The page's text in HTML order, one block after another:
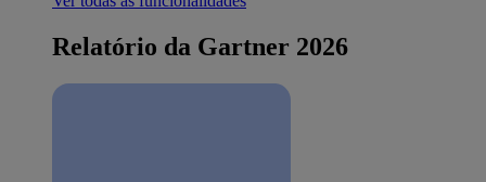
Relatório da Gartner 2026